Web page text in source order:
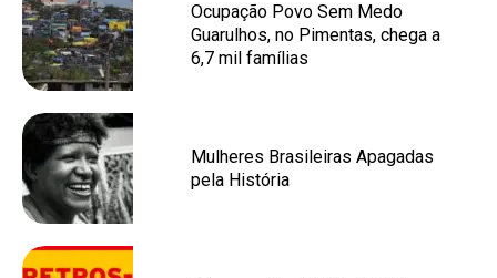
Ocupação Povo Sem Medo
Guarulhos, no Pimentas, chega a
6,7 mil famílias
Mulheres Brasileiras Apagadas
pela História